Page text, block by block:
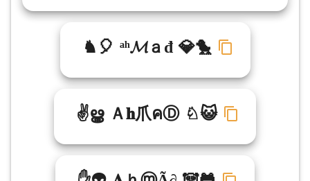
♞🎈 ᵃʰ𝓜ａđ 💎🐤
✌ൠ Ａ𝐡爪คⒹ ♘😺